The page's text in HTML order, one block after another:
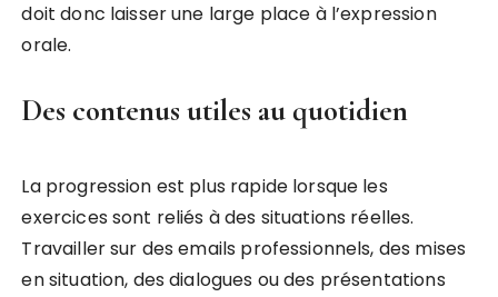
doit donc laisser une large place à l’expression
orale.
Des contenus utiles au quotidien
La progression est plus rapide lorsque les
exercices sont reliés à des situations réelles.
Travailler sur des emails professionnels, des mises
en situation, des dialogues ou des présentations